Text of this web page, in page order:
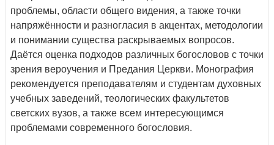
проблемы, области общего видения, а также точки
напряжённости и разногласия в акцентах, методологии
и понимании существа раскрываемых вопросов.
Даётся оценка подходов различных богословов с точки
зрения вероучения и Предания Церкви. Монография
рекомендуется преподавателям и студентам духовных
учебных заведений, теологических факультетов
светских вузов, а также всем интересующимся
проблемами современного богословия.